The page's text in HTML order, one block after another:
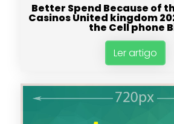
Better Spend Because of
Casinos United kingdom
the Cell phone
Ler artigo